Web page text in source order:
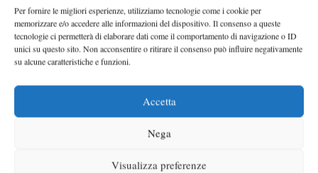
Per fornire le migliori esperienze, utilizziamo tecnologie come i cookie per
memorizzare e/o accedere alle informazioni del dispositivo. Il consenso a queste
tecnologie ci permetterà di elaborare dati come il comportamento di navigazione o ID
unici su questo sito. Non acconsentire o ritirare il consenso può influire negativamente
su alcune caratteristiche e funzioni.
Accetta
Nega
Visualizza preferenze
Rinnovo patente, come funziona?